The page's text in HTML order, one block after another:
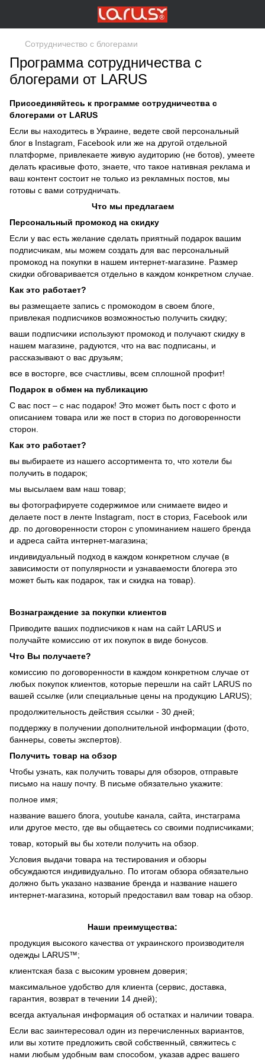
Сотрудничество с блогерами
Программа сотрудничества с
блогерами от LARUS
Присоединяйтесь к программе сотрудничества с
блогерами от LARUS
Если вы находитесь в Украине, ведете свой персональный
блог в Instagram, Facebook или же на другой отдельной
платформе, привлекаете живую аудиторию (не ботов), умеете
делать красивые фото, знаете, что такое нативная реклама и
ваш контент состоит не только из рекламных постов, мы
готовы с вами сотрудничать.
Что мы предлагаем
Персональный промокод на скидку
Если у вас есть желание сделать приятный подарок вашим
подписчикам, мы можем создать для вас персональный
промокод на покупки в нашем интернет-магазине. Размер
скидки обговаривается отдельно в каждом конкретном случае.
Как это работает?
вы размещаете запись с промокодом в своем блоге,
привлекая подписчиков возможностью получить скидку;
ваши подписчики используют промокод и получают скидку в
нашем магазине, радуются, что на вас подписаны, и
рассказывают о вас друзьям;
все в восторге, все счастливы, всем сплошной профит!
Подарок в обмен на публикацию
С вас пост – с нас подарок! Это может быть пост с фото и
описанием товара или же пост в сториз по договоренности
сторон.
Как это работает?
вы выбираете из нашего ассортимента то, что хотели бы
получить в подарок;
мы высылаем вам наш товар;
вы фотографируете содержимое или снимаете видео и
делаете пост в ленте Instagram, пост в сториз, Facebook или
др. по договоренности сторон с упоминанием нашего бренда
и адреса сайта интернет-магазина;
индивидуальный подход в каждом конкретном случае (в
зависимости от популярности и узнаваемости блогера это
может быть как подарок, так и скидка на товар).
Вознаграждение за покупки клиентов
Приводите ваших подписчиков к нам на сайт LARUS и
получайте комиссию от их покупок в виде бонусов.
Что Вы получаете?
комиссию по договоренности в каждом конкретном случае от
любых покупок клиентов, которые перешли на сайт LARUS по
вашей ссылке (или специальные цены на продукцию LARUS);
продолжительность действия ссылки - 30 дней;
поддержку в получении дополнительной информации (фото,
баннеры, советы экспертов).
Получить товар на обзор
Чтобы узнать, как получить товары для обзоров, отправьте
письмо на нашу почту. В письме обязательно укажите:
полное имя;
название вашего блога, youtube канала, сайта, инстаграма
или другое место, где вы общаетесь со своими подписчиками;
товар, который вы бы хотели получить на обзор.
Условия выдачи товара на тестирования и обзоры
обсуждаются индивидуально. По итогам обзора обязательно
должно быть указано название бренда и название нашего
интернет-магазина, который предоставил вам товар на обзор.
Наши преимущества:
продукция высокого качества от украинского производителя
одежды LARUS™;
клиентская база с высоким уровнем доверия;
максимальное удобство для клиента (сервис, доставка,
гарантия, возврат в течении 14 дней);
всегда актуальная информация об остатках и наличии товара.
Если вас заинтересовал один из перечисленных вариантов,
или вы хотите предложить свой собственный, свяжитесь с
нами любым удобным вам способом, указав адрес вашего